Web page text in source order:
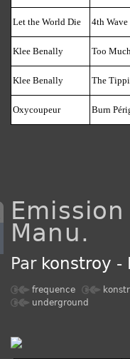
Let the World Die 4th Wave
Klee Benally Too
Klee Benally The
Oxycoupeur Burn
Manu.
Par konstroy -
frequence
underground